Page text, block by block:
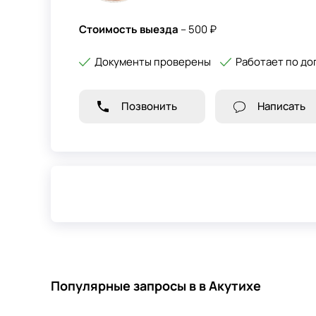
Стоимость выезда – 500 ₽
Документы проверены Работает по
Позвонить Написать
Популярные запросы в в Акутихе